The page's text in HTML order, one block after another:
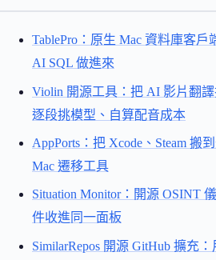
TablePro：原生 Mac 資料庫客
AI SQL 做進來
Violin 開源工具：把 AI 影片翻
逐段挑模型、自算配音成本
AppPorts：把 Xcode、Steam 搬
Mac 遷移工具
Situation Monitor：開源 OSINT
件收進同一面板
SimilarRepos 開源 GitHub 擴充